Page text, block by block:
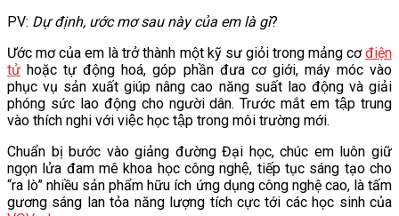
PV: Dự định, ước mơ sau này của em là gì?
Ước mơ của em là trở thành một kỹ sư giỏi trong mảng cơđiện
tử hoặc tự động hoá, góp phần đưa cơ giới, máy móc vào
phục vụ sản xuất giúp nâng cao năng suất lao động và giải
phóng sức lao động cho người dân. Trước mắt em tập trung
vào thích nghi với việc học tập trong môi trường mới.
Chuẩn bị bước vào giảng đường Đại học, chúc em luôn giữ
ngọn lửa đam mê khoa học công nghệ, tiếp tục sáng tạo cho
“ra lò” nhiều sản phẩm hữu ích ứng dụng công nghệ cao, là tấm
gương sáng lan tỏa năng lượng tích cực tới các học sinh của